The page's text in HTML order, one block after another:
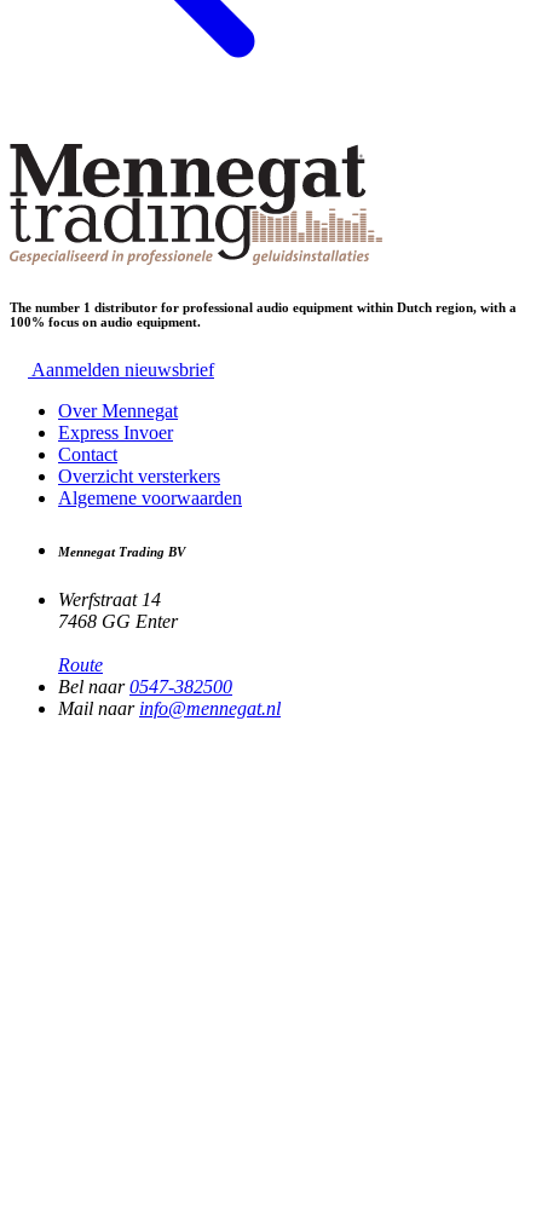
The number 1 distributor for professional audio equipment within Dutch region, with a
100% focus on audio equipment.
Aanmelden nieuwsbrief
Over Mennegat
Express Invoer
Contact
Overzicht versterkers
Algemene voorwaarden
Mennegat Trading BV
Werfstraat 14
7468 GG Enter
Route
Bel naar0547-382500
Mail naar info@mennegat.nl